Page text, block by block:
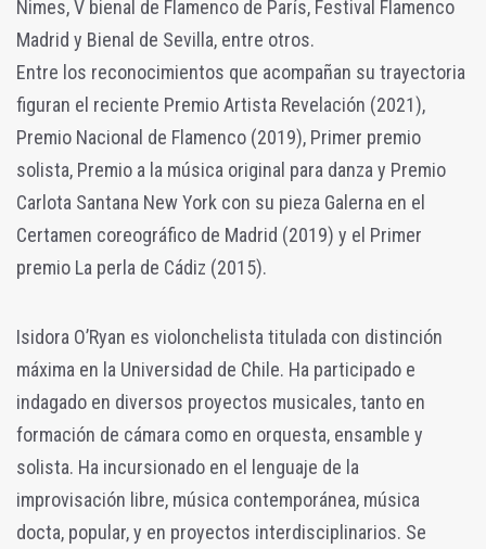
Nimes, V bienal de Flamenco de París, Festival Flamenco
Madrid y Bienal de Sevilla, entre otros.
Entre los reconocimientos que acompañan su trayectoria
figuran el reciente Premio Artista Revelación (2021),
Premio Nacional de Flamenco (2019), Primer premio
solista, Premio a la música original para danza y Premio
Carlota Santana New York con su pieza Galerna en el
Certamen coreográfico de Madrid (2019) y el Primer
premio La perla de Cádiz (2015).
Isidora O’Ryan es violonchelista titulada con distinción
máxima en la Universidad de Chile. Ha participado e
indagado en diversos proyectos musicales, tanto en
formación de cámara como en orquesta, ensamble y
solista. Ha incursionado en el lenguaje de la
improvisación libre, música contemporánea, música
docta, popular, y en proyectos interdisciplinarios. Se